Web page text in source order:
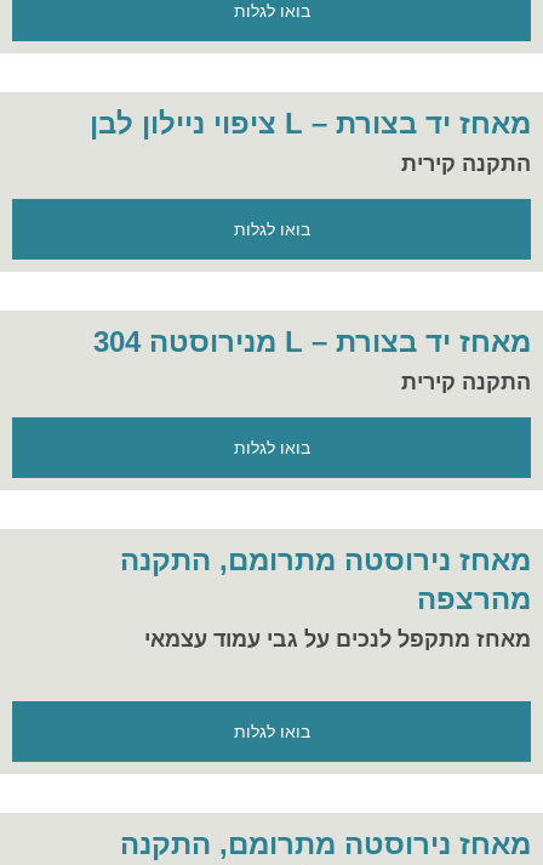
בואו לגלות
מאחז יד בצורת – L ציפוי ניילון לבן
התקנה קירית
בואו לגלות
מאחז יד בצורת – L מנירוסטה 304
התקנה קירית
בואו לגלות
מאחז נירוסטה מתרומם, התקנה
מהרצפה
מאחז מתקפל לנכים על גבי עמוד עצמאי
בואו לגלות
מאחז נירוסטה מתרומם, התקנה